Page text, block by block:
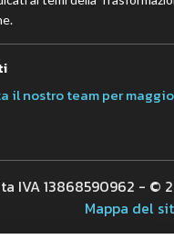
il nostro team per
13868590962 - ©
Mappa del